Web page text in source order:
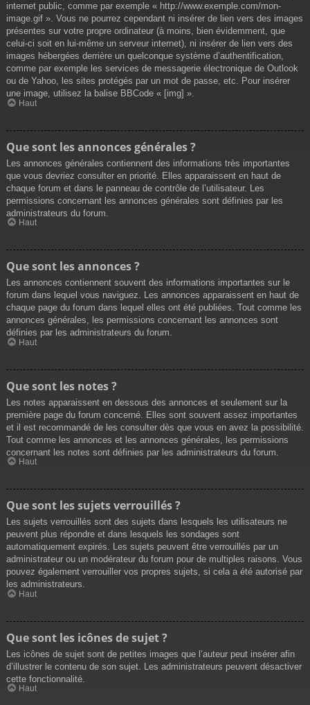
internet public, comme par exemple « http://www.exemple.com/mon-
image.gif ». Vous ne pourrez cependant ni insérer de lien vers des images
présentes sur votre propre ordinateur (à moins, bien évidemment, que
celui-ci soit en lui-même un serveur internet), ni insérer de lien vers des
images hébergées derrière un quelconque système d’authentification,
comme par exemple les services de messagerie électronique de Outlook
ou de Yahoo, les sites protégés par un mot de passe, etc. Pour insérer
une image, utilisez la balise BBCode « [img] ».
Haut
Que sont les annonces générales ?
Les annonces générales contiennent des informations très importantes
que vous devriez consulter en priorité. Elles apparaissent en haut de
chaque forum et dans le panneau de contrôle de l’utilisateur. Les
permissions concernant les annonces générales sont définies par les
administrateurs du forum.
Haut
Que sont les annonces ?
Les annonces contiennent souvent des informations importantes sur le
forum dans lequel vous naviguez. Les annonces apparaissent en haut de
chaque page du forum dans lequel elles ont été publiées. Tout comme les
annonces générales, les permissions concernant les annonces sont
définies par les administrateurs du forum.
Haut
Que sont les notes ?
Les notes apparaissent en dessous des annonces et seulement sur la
première page du forum concerné. Elles sont souvent assez importantes
et il est recommandé de les consulter dès que vous en avez la possibilité.
Tout comme les annonces et les annonces générales, les permissions
concernant les notes sont définies par les administrateurs du forum.
Haut
Que sont les sujets verrouillés ?
Les sujets verrouillés sont des sujets dans lesquels les utilisateurs ne
peuvent plus répondre et dans lesquels les sondages sont
automatiquement expirés. Les sujets peuvent être verrouillés par un
administrateur ou un modérateur du forum pour de multiples raisons. Vous
pouvez également verrouiller vos propres sujets, si cela a été autorisé par
les administrateurs.
Haut
Que sont les icônes de sujet ?
Les icônes de sujet sont de petites images que l’auteur peut insérer afin
d’illustrer le contenu de son sujet. Les administrateurs peuvent désactiver
cette fonctionnalité.
Haut